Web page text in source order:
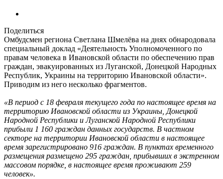
Поделиться
Омбудсмен региона Светлана Шмелёва на днях обнародовала
специальный доклад «Деятельность Уполномоченного по
правам человека в Ивановской области по обеспечению прав
граждан, эвакуированных из Луганской, Донецкой Народных
Республик, Украины на территорию Ивановской области».
Приводим из него несколько фрагментов.
«В период с 18 февраля текущего года по настоящее время на
территорию Ивановской области из Украины, Донецкой
Народной Республики и Луганской Народной Республики
прибыли 1 160 граждан данных государств. В частном
секторе на территории Ивановской области в настоящее
время зарегистрировано 916 граждан. В пунктах временного
размещения размещено 295 граждан, прибывших в экстренном
массовом порядке, в настоящее время проживают 259
человек».